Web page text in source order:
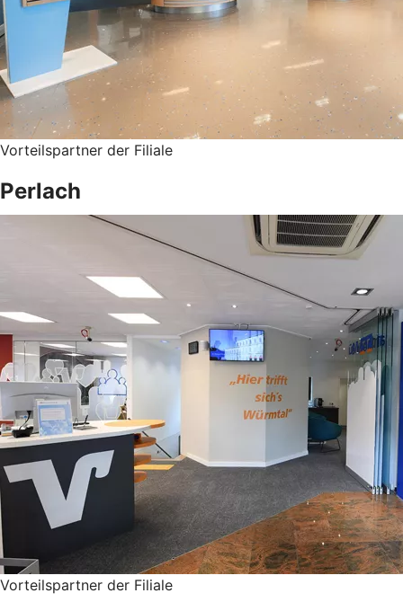
Vorteilspartner der Filiale
Perlach
Vorteilspartner der Filiale